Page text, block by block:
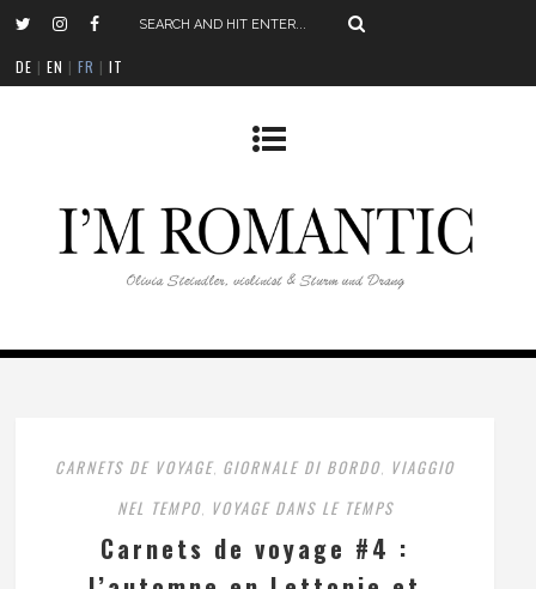
DE |EN |FR |IT
CARNETS DE VOYAGE, GIORNALE DI BORDO, VIAGGIO
NEL TEMPO, VOYAGE DANS LE TEMPS
Carnets de voyage #4 :